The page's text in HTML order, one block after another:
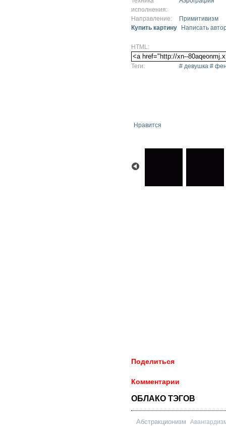
исполнения:
Направление:
Примитивизм
Купить картину
Написать
HTML:
Теги: # девушка #
Нравится
Поделиться
Комментарии
ОБЛАКО ТЭГОВ
Абстракционизм